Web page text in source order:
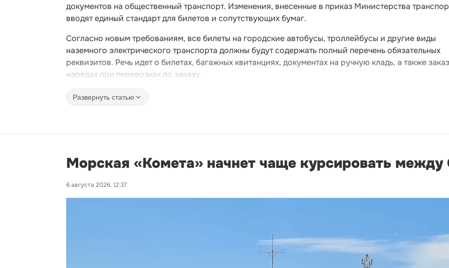
документов на общественный транспорт. Изменения, внесенные в приказ Министерства
вводят единый стандарт для билетов и сопутствующих бумаг.
Согласно новым требованиям, все билеты на городские автобусы, троллейбусы и другие виды
наземного электрического транспорта должны будут содержать полный перечень обязательных
реквизитов. Речь идет о билетах, багажных квитанциях, документах на ручную кладь, а также
нарядах при перевозках по заказу.
Развернуть статью
Морская «Комета» начнет чаще курсировать между
6 августа 2026, 12:37